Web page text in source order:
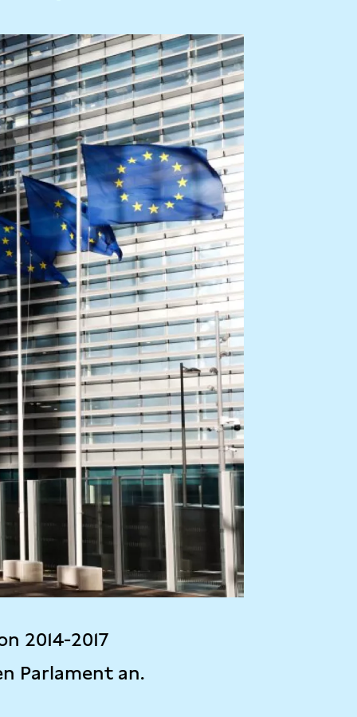
2014-2017
Parlament an.